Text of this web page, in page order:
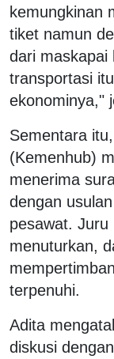
kemungkinan
tiket namun
dari maskapai
transportasi
ekonominya,"
Sementara
(Kemenhub)
menerima
dengan usulan
pesawat. Juru
menuturkan,
terpenuhi.
Adita
diskusi